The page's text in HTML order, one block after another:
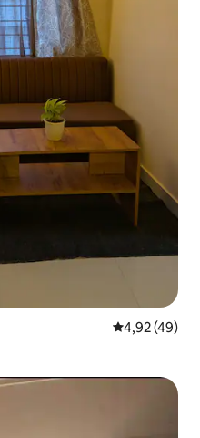
Średnia
4,92 (49)